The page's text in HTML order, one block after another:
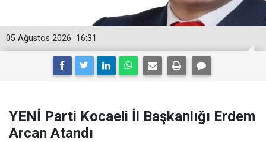
16:31
05 Ağustos 2026
YENİ Parti Kocaeli İl Başkanlığı Erdem
Arcan Atandı